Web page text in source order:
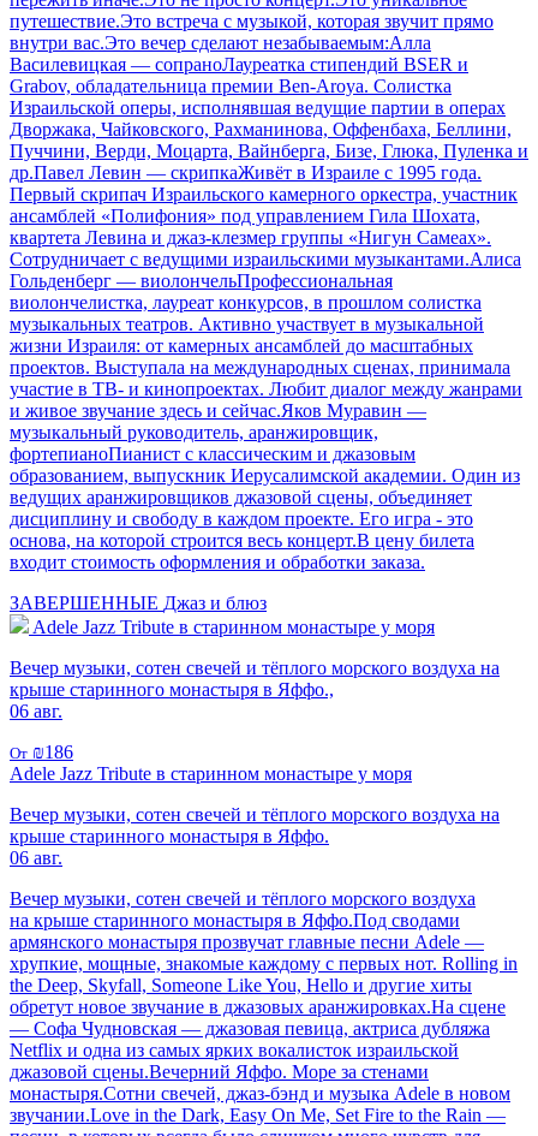
путешествие.Это встреча с музыкой, которая звучит прямо
внутри вас.Это вечер сделают незабываемым:Алла
Василевицкая — сопраноЛауреатка стипендий BSER и
Grabov, обладательница премии Ben-Aroya. Солистка
Израильской оперы, исполнявшая ведущие партии в операх
Дворжака, Чайковского, Рахманинова, Оффенбаха, Беллини,
Пуччини, Верди, Моцарта, Вайнберга, Бизе, Глюка, Пуленка и
др.Павел Левин — скрипкаЖивёт в Израиле с 1995 года.
Первый скрипач Израильского камерного оркестра, участник
ансамблей «Полифония» под управлением Гила Шохата,
квартета Левина и джаз-клезмер группы «Нигун Самеах».
Сотрудничает с ведущими израильскими музыкантами.Алиса
Гольденберг — виолончельПрофессиональная
виолончелистка, лауреат конкурсов, в прошлом солистка
музыкальных театров. Активно участвует в музыкальной
жизни Израиля: от камерных ансамблей до масштабных
проектов. Выступала на международных сценах, принимала
участие в ТВ- и кинопроектах. Любит диалог между жанрами
и живое звучание здесь и сейчас.Яков Муравин —
музыкальный руководитель, аранжировщик,
фортепианоПианист с классическим и джазовым
образованием, выпускник Иерусалимской академии. Один из
ведущих аранжировщиков джазовой сцены, объединяет
дисциплину и свободу в каждом проекте. Его игра - это
основа, на которой строится весь концерт.В цену билета
входит стоимость оформления и обработки заказа.
ЗАВЕРШЕННЫЕ Джаз и блюз
Adele Jazz Tribute в старинном монастыре у моря
Вечер музыки, сотен свечей и тёплого морского воздуха на
крыше старинного монастыря в Яффо.,
06 авг.
От ₪186
Adele Jazz Tribute в старинном монастыре у моря
Вечер музыки, сотен свечей и тёплого морского воздуха на
крыше старинного монастыря в Яффо.
06 авг.
Вечер музыки, сотен свечей и тёплого морского воздуха
на крыше старинного монастыря в Яффо.Под сводами
армянского монастыря прозвучат главные песни Adele —
хрупкие, мощные, знакомые каждому с первых нот. Rolling in
the Deep, Skyfall, Someone Like You, Hello и другие хиты
обретут новое звучание в джазовых аранжировках.На сцене
— Софа Чудновская — джазовая певица, актриса дубляжа
Netflix и одна из самых ярких вокалисток израильской
джазовой сцены.Вечерний Яффо. Море за стенами
монастыря.Сотни свечей, джаз-бэнд и музыка Adele в новом
звучании.Love in the Dark, Easy On Me, Set Fire to the Rain —